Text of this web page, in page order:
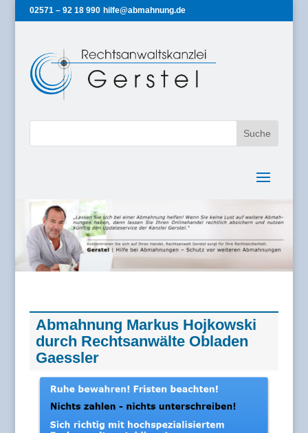
02571 – 92 18 990 hilfe@abmahnung.de
Abmahnung Markus Hojkowski
durch Rechtsanwälte Obladen
Gaessler